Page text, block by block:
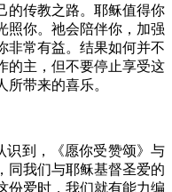
的传教之路。耶稣值得你
照你。祂会陪伴你，加强
非常有益。结果如何并不
的主，但不要停止享受这
带来的喜乐。
识到，《愿你受赞颂》与
同我们与耶稣基督圣爱的
份爱时，我们就有能力编